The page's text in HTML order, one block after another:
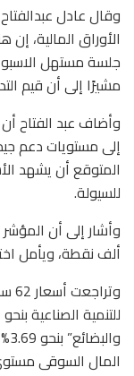
وقال عادل
الأوراق المالية،
جلسة مستهل الاسبوع
مشيرًا إلى أن قيم
وأضاف عبد
إلى مستويات دعم
المتوقع أن يشهد
للسيولة.
ألف نقطة، ويأمل
المال السوقى مستوى 2.03 تريليون